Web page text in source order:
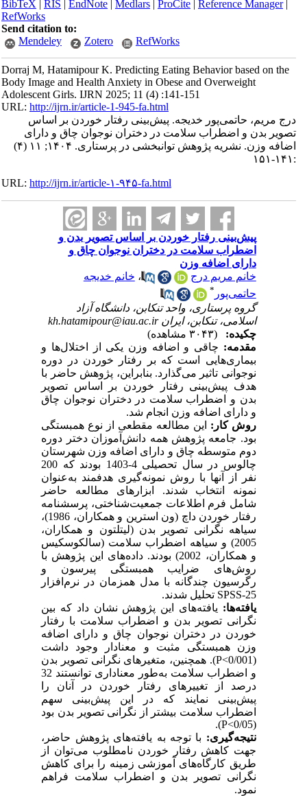
BibTeX|RIS|EndNote|Medlars|ProCite|Reference Manager
RefWorks
Send citation to:
Mendeley
Zotero RefWorks
Dorraj M, Hatamipour K. Predicting Eating Behavior based on the
Body Image and Health Anxiety in Obese and Overweight
Adolescent Girls. IJRN 2025; 11 (4) :141-151
URL:http://ijrn.ir/article-1-945-fa.html
درج مریم، حاتمی‌پور خدیجه. پیش‌بینی رفتار خوردن بر اساس
تصویر بدن و اضطراب سلامت در دختران نوجوان چاق و دارای
اضافه وزن. نشریه پژوهش توانبخشی در پرستاری. ۱۴۰۴; ۱۱ (۴)
URL:http://ijrn.ir/article-۱-۹۴۵-fa.html
پیش‌بینی رفتار خوردن بر اساس تصویر بدن و
اضطراب سلامت در دختران نوجوان چاق و
دارای اضافه وزن
خانم مریم درج
،خانم خدیجه
حاتمی‌پور
گروه پرستاری، واحد تنکابن، دانشگاه آزاد
اسلامی، تنکابن، ایران kh.hatamipour@iau.ac.ir
چکیده:
مقدمه:چاقی و اضافه وزن یکی از اختلال‌ها و
بیماری‌هایی است که بر رفتار خوردن در دوره
نوجوانی تاثیر می‌گذارد. بنابراین، پژوهش حاضر با
هدف پیش‌بینی رفتار خوردن بر اساس تصویر
بدن و اضطراب سلامت در دختران نوجوان چاق
و دارای اضافه وزن انجام شد.
روش کار: این مطالعه مقطعی از نوع همبستگی
بود. جامعه پژوهش همه دانش‌آموزان دختر دوره
دوم متوسطه چاق و دارای اضافه وزن شهرستان
چالوس در سال تحصیلی 4-1403 بودند که 200
نفر از آنها با روش نمونه‌گیری هدفمند به‌عنوان
نمونه انتخاب شدند. ابزارهای مطالعه حاضر
شامل فرم اطلاعات جمعیت‌شناختی، پرسشنامه
رفتار خوردن داچ (ون استرین و همکاران، 1986)،
سیاهه نگرانی تصویر بدن (لیتلتون و همکاران،
2005) و سیاهه اضطراب سلامت (سالکوسکیس
و همکاران، 2002) بودند. داده‌های این پژوهش با
روش‌های ضرایب همبستگی پیرسون و
رگرسیون چندگانه با مدل همزمان در نرم‌افزار
SPSS-25تحلیل شدند.
یافته‌ها:یافته‌های این پژوهش نشان داد که بین
نگرانی تصویر بدن و اضطراب سلامت با رفتار
خوردن در دختران نوجوان چاق و دارای اضافه
وزن همبستگی مثبت و معنادار وجود داشت
P<). همچنین، متغیرهای نگرانی تصویر بدن
و اضطراب سلامت به‌طور معناداری توانستند 32
درصد از تغییرهای رفتار خوردن در آنان را
پیش‌بینی نمایند که در این پیش‌بینی سهم
اضطراب سلامت بیشتر از نگرانی تصویر بدن بود
P<
).
نتیجه‌گیری:با توجه به یافته‌های پژوهش حاضر،
جهت کاهش رفتار خوردن نامطلوب می‌توان از
طریق کارگاه‌های آموزشی زمینه را برای کاهش
نگرانی تصویر بدن و اضطراب سلامت فراهم
نمود.